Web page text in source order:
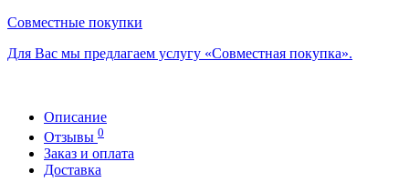
Совместные покупки
Для Вас мы предлагаем услугу «Совместная покупка».
Описание
Отзывы 0
Заказ и оплата
Доставка